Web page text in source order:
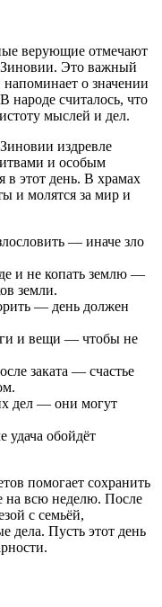
верующие отмечают
Это важный
о значении
народе считалось, что
мыслей и дел.
издревле
и особым
в этот день. В храмах
и молятся за мир и
— иначе зло
и не копать землю —
земли.
— день должен
и вещи — чтобы не
заката — счастье
дел — они могут
удача обойдёт
помогает сохранить
на всю неделю. После
с семьёй,
дела. Пусть этот день